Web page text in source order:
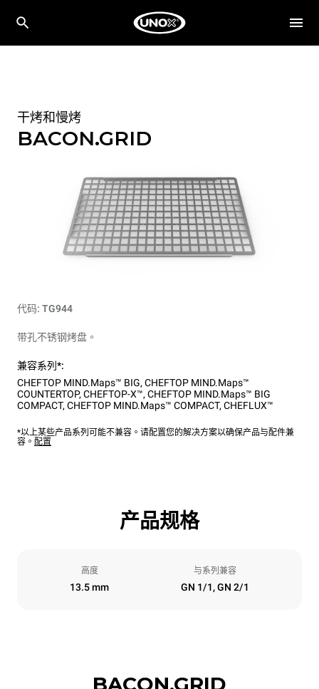
干烤和慢烤
BACON.GRID
代码: TG944
带孔不锈钢烤盘。
兼容系列*:
CHEFTOP MIND.Maps™ BIG, CHEFTOP MIND.Maps™
COUNTERTOP, CHEFTOP-X™, CHEFTOP MIND.Maps™ BIG
COMPACT, CHEFTOP MIND.Maps™ COMPACT, CHEFLUX™
*以上某些产品系列可能不兼容。请配置您的解决方案以确保产品与配件兼
容。 配置
产品规格
高度
13.5 mm
与系列兼容
GN 1/1, GN 2/1
BACON.GRID